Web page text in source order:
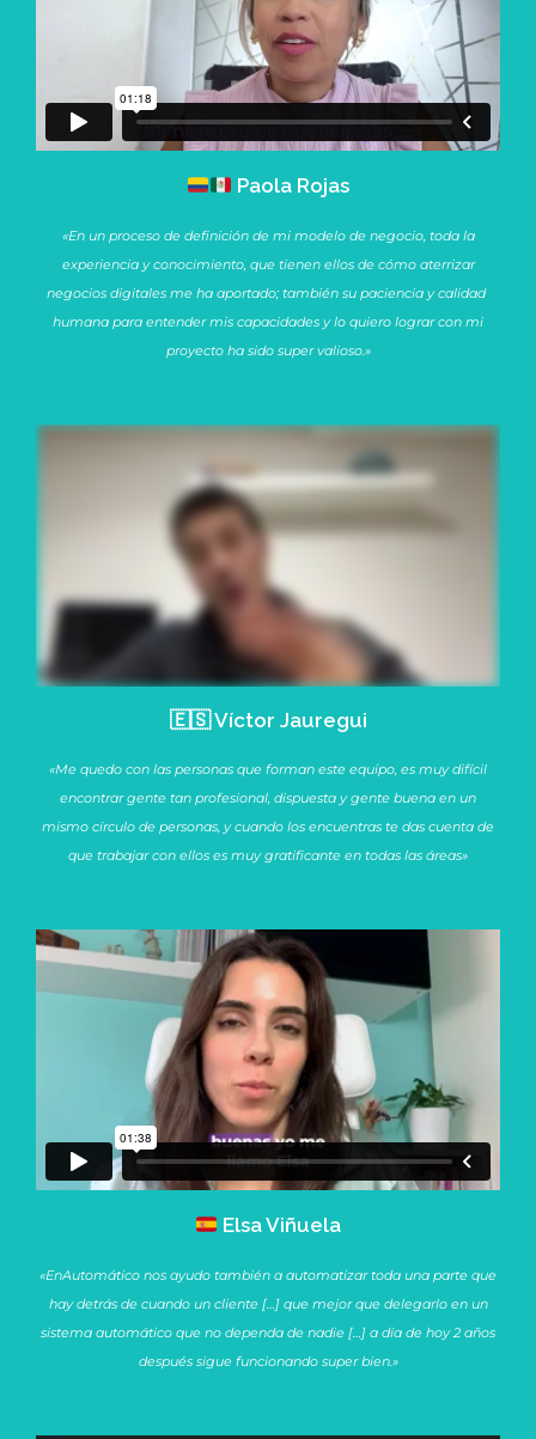
Paola Rojas
«En un proceso de definición de mi modelo de negocio, toda la
experiencia y conocimiento, que tienen ellos de cómo aterrizar
negocios digitales me ha aportado; también su paciencia y calidad
humana para entender mis capacidades y lo quiero lograr con mi
proyecto ha sido super valioso.»
🇪🇸 Víctor Jauregui
«Me quedo con las personas que forman este equipo, es muy difícil
encontrar gente tan profesional, dispuesta y gente buena en un
mismo círculo de personas, y cuando los encuentras te das cuenta de
que trabajar con ellos es muy gratificante en todas las áreas»
Elsa Viñuela
«EnAutomático nos ayudo también a automatizar toda una parte que
hay detrás de cuando un cliente […] que mejor que delegarlo en un
sistema automático que no dependa de nadie […] a día de hoy 2 años
después sigue funcionando super bien.»